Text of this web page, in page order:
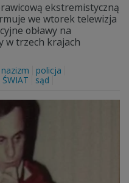
ekstremistyczną
we wtorek telewizja
obławy na
w trzech krajach
nazizm
policja
ŚWIAT sąd